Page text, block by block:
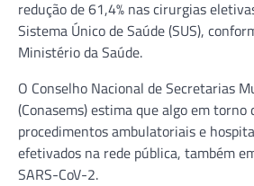
redução de 61,4% nas cirurgias
Sistema Único de Saúde (SUS),
Ministério da Saúde.
O Conselho Nacional de Secretarias
(Conasems) estima que algo em
procedimentos ambulatoriais e
efetivados na rede pública, também
SARS-CoV-2.